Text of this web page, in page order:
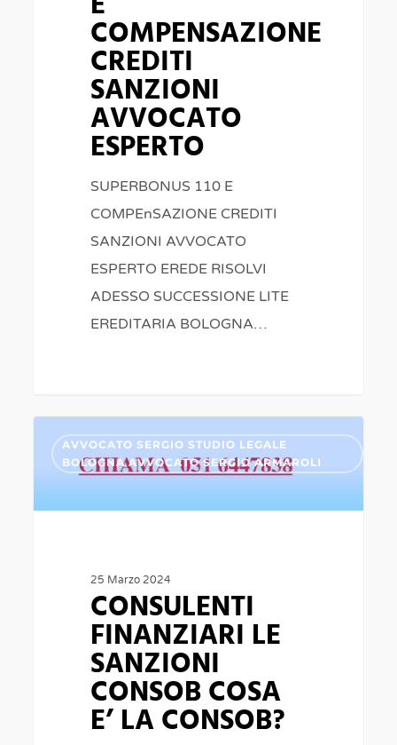
COMPENSAZIONE
CREDITI
SANZIONI
AVVOCATO
ESPERTO
SUPERBONUS 110 E
COMPEnSAZIONE CREDITI
SANZIONI AVVOCATO
ESPERTO EREDE RISOLVI
ADESSO SUCCESSIONE LITE
EREDITARIA BOLOGNA…
FINANZIARI
SANZIONI
CONSOB?
AVVOCATO SERGIO STUDIO LEGALE
BOLOGNA AVVOCATO SERGIO ARMAROLI
25 Marzo 2024
CONSULENTI
FINANZIARI LE
SANZIONI
CONSOB COSA
E’ LA CONSOB?
0